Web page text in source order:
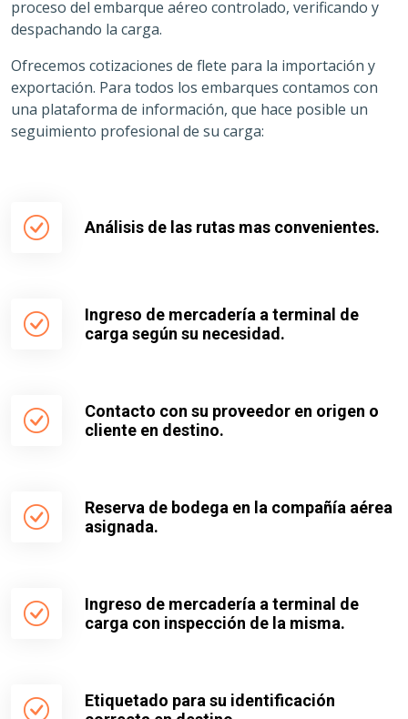
proceso del embarque aéreo controlado, verificando y
despachando la carga.
Ofrecemos cotizaciones de flete para la importación y
exportación. Para todos los embarques contamos con
una plataforma de información, que hace posible un
seguimiento profesional de su carga:
Análisis de las rutas mas convenientes.
Ingreso de mercadería a terminal de
carga según su necesidad.
Contacto con su proveedor en origen o
cliente en destino.
Reserva de bodega en la compañía aérea
asignada.
Ingreso de mercadería a terminal de
carga con inspección de la misma.
Etiquetado para su identificación